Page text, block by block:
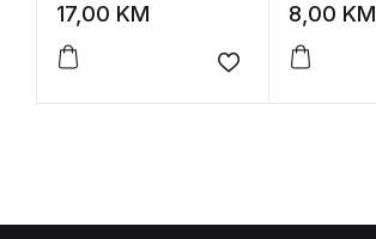
17,00 KM
Add to wishlist
8,00 KM